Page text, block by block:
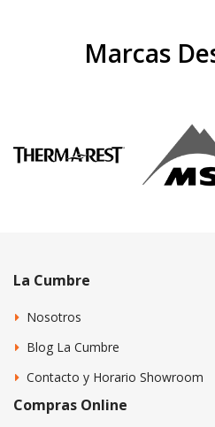
Marcas
La Cumbre
Nosotros
Blog La Cumbre
Contacto y Horario Showroom
Compras Online